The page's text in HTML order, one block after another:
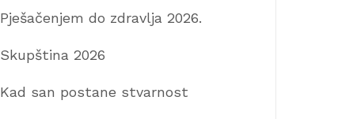
Pješačenjem do zdravlja 2026.
Skupština 2026
Kad san postane stvarnost